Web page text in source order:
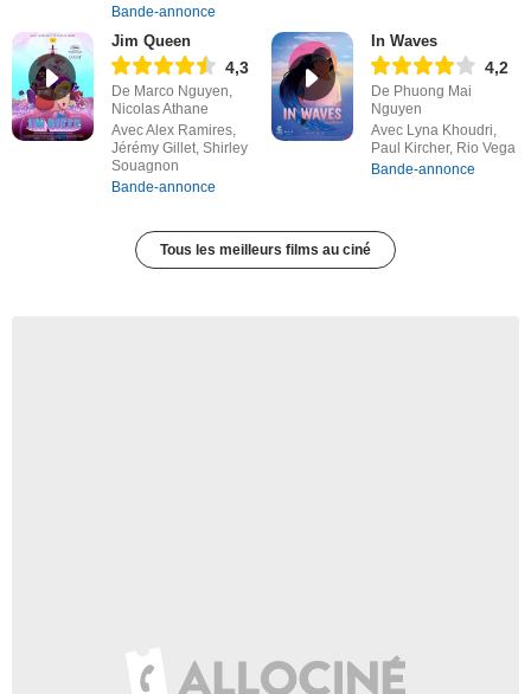
Bande-annonce
Jim Queen
4,3
De Marco Nguyen,
Nicolas Athane
Avec Alex Ramires,
Jérémy Gillet, Shirley
Souagnon
Bande-annonce
In Waves
4,2
De Phuong Mai
Nguyen
Avec Lyna Khoudri,
Paul Kircher, Rio Vega
Bande-annonce
Tous les meilleurs films au ciné